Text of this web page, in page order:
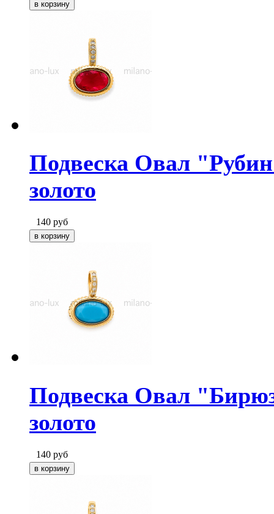
Подвеска Овал
золото
140 руб
Подвеска Овал
золото
140 руб